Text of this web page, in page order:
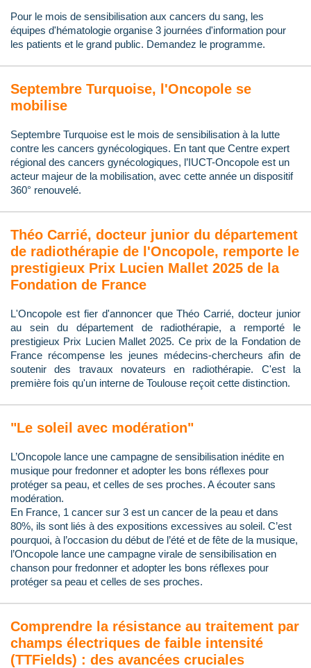
Pour le mois de sensibilisation aux cancers du sang, les
équipes d'hématologie organise 3 journées d'information pour
les patients et le grand public. Demandez le programme.
Septembre Turquoise, l'Oncopole se
mobilise
Septembre Turquoise est le mois de sensibilisation à la lutte
contre les cancers gynécologiques. En tant que Centre expert
régional des cancers gynécologiques, l’IUCT-Oncopole est un
acteur majeur de la mobilisation, avec cette année un dispositif
360° renouvelé.
Théo Carrié, docteur junior du département
de radiothérapie de l'Oncopole, remporte le
prestigieux Prix Lucien Mallet 2025 de la
Fondation de France
L'Oncopole est fier d'annoncer que Théo Carrié, docteur junior
au sein du département de radiothérapie, a remporté le
prestigieux Prix Lucien Mallet 2025. Ce prix de la Fondation de
France récompense les jeunes médecins-chercheurs afin de
soutenir des travaux novateurs en radiothérapie. C'est la
première fois qu'un interne de Toulouse reçoit cette distinction.
"Le soleil avec modération"
L’Oncopole lance une campagne de sensibilisation inédite en
musique pour fredonner et adopter les bons réflexes pour
protéger sa peau, et celles de ses proches. A écouter sans
modération.
En France, 1 cancer sur 3 est un cancer de la peau et dans
80%, ils sont liés à des expositions excessives au soleil. C’est
pourquoi, à l’occasion du début de l’été et de fête de la musique,
l’Oncopole lance une campagne virale de sensibilisation en
chanson pour fredonner et adopter les bons réflexes pour
protéger sa peau et celles de ses proches.
Comprendre la résistance au traitement par
champs électriques de faible intensité
(TTFields) : des avancées cruciales